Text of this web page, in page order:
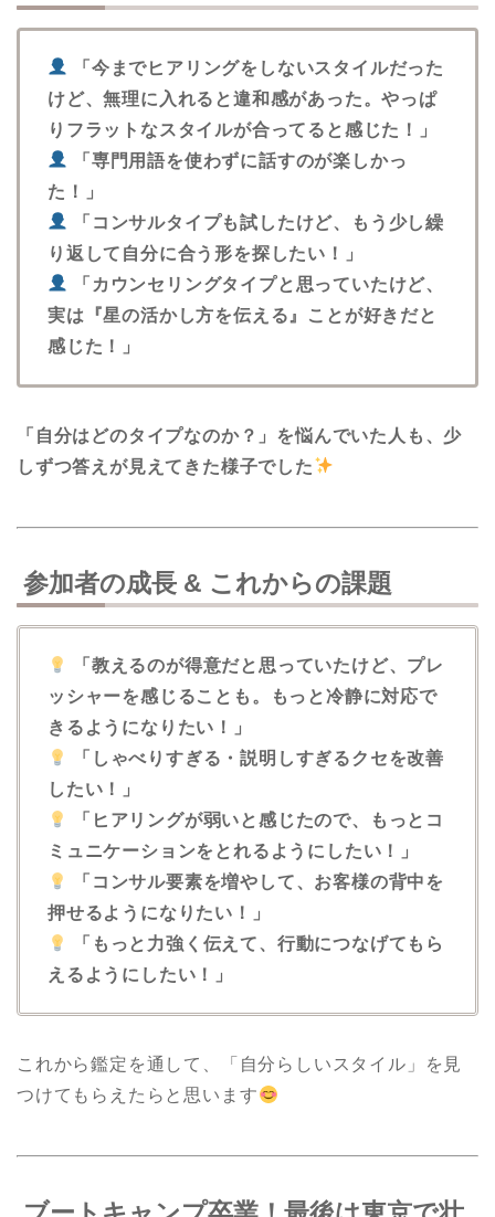
「今までヒアリングをしないスタイルだった
けど、無理に入れると違和感があった。やっぱ
りフラットなスタイルが合ってると感じた！」
「専門用語を使わずに話すのが楽しかっ
た！」
「コンサルタイプも試したけど、もう少し繰
り返して自分に合う形を探したい！」
「カウンセリングタイプと思っていたけど、
実は『星の活かし方を伝える』ことが好きだと
感じた！」
「自分はどのタイプなのか？」を悩んでいた人も、少
しずつ答えが見えてきた様子でした
参加者の成長 & これからの課題
「教えるのが得意だと思っていたけど、プレ
ッシャーを感じることも。もっと冷静に対応で
きるようになりたい！」
「しゃべりすぎる・説明しすぎるクセを改善
したい！」
「ヒアリングが弱いと感じたので、もっとコ
ミュニケーションをとれるようにしたい！」
「コンサル要素を増やして、お客様の背中を
押せるようになりたい！」
「もっと力強く伝えて、行動につなげてもら
えるようにしたい！」
これから鑑定を通して、「自分らしいスタイル」を見
つけてもらえたらと思います